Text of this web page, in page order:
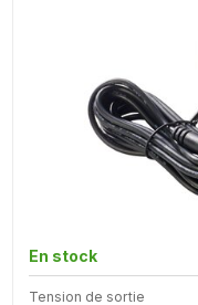
En stock
Tension de sortie